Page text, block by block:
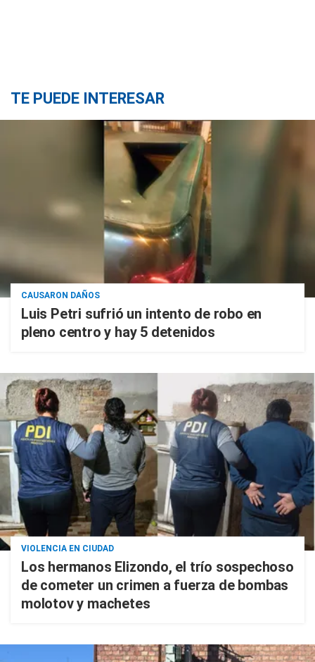
TE PUEDE INTERESAR
CAUSARON DAÑOS
Luis Petri sufrió un intento de robo en
pleno centro y hay 5 detenidos
VIOLENCIA EN CIUDAD
Los hermanos Elizondo, el trío sospechoso
de cometer un crimen a fuerza de bombas
molotov y machetes